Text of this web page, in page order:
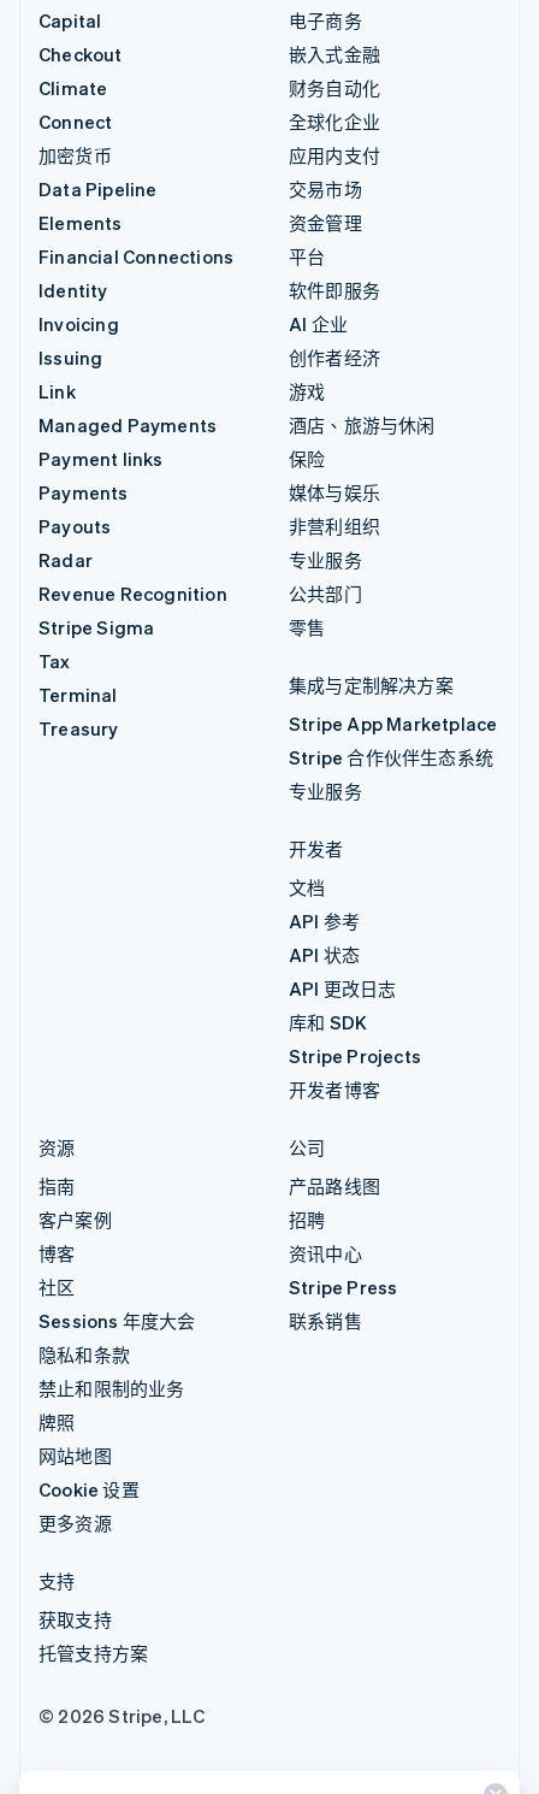
Capital
Checkout
Climate
Connect
加密货币
Data Pipeline
Elements
Financial Connections
Identity
Invoicing
Issuing
Link
Managed Payments
Payment links
Payments
Payouts
Radar
Revenue Recognition
Stripe Sigma
Tax
Terminal
Treasury
电子商务
嵌入式金融
财务自动化
全球化企业
应用内支付
交易市场
资金管理
平台
软件即服务
AI 企业
创作者经济
游戏
酒店、旅游与休闲
保险
媒体与娱乐
非营利组织
专业服务
公共部门
零售
集成与定制解决方案
Stripe App Marketplace
Stripe 合作伙伴生态系统
专业服务
开发者
文档
API 参考
API 状态
API 更改日志
库和 SDK
Stripe Projects
开发者博客
资源
指南
客户案例
博客
社区
Sessions 年度大会
隐私和条款
禁止和限制的业务
牌照
网站地图
Cookie 设置
更多资源
公司
产品路线图
招聘
资讯中心
Stripe Press
联系销售
支持
获取支持
托管支持方案
© 2026 Stripe, LLC